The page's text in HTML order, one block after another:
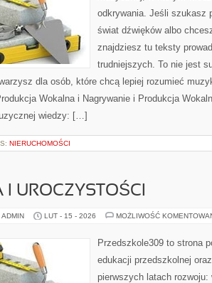
odkrywania. Jeśli szukasz
świat dźwięków albo
znajdziesz tu teksty
trudniejszych. To nie jest
dla osób, które chcą lepiej rozumieć
Wokalna i Nagrywanie i Produkcja
wiedzy: […]
NIERUCHOMOŚCI
I UROCZYSTOŚCI
LUT - 15 - 2026 MOŻLIWOŚĆ
Przedszkole309 to strona
edukacji przedszkolnej
pierwszych latach